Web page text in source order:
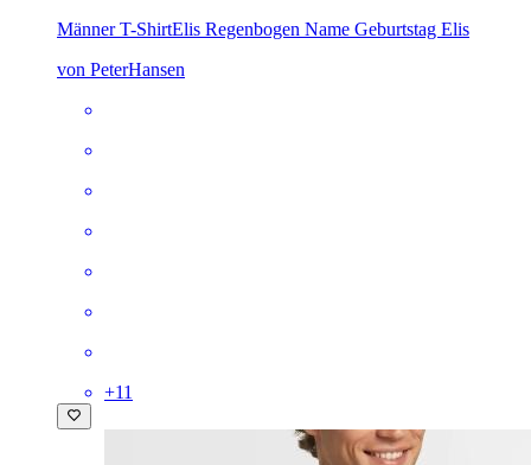
Männer T-ShirtElis Regenbogen Name Geburtstag Elis
von PeterHansen
+11